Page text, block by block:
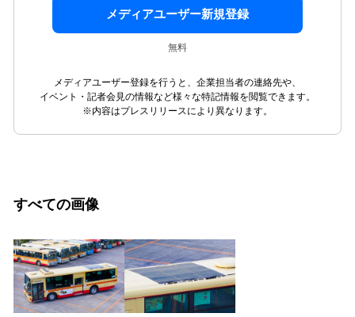
メディアユーザー新規登録
無料
メディアユーザー登録を行うと、企業担当者の連絡先や、
イベント・記者会見の情報など様々な特記情報を閲覧できます。
※内容はプレスリリースにより異なります。
すべての画像